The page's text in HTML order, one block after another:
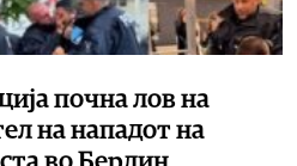
почна лов на
на нападот на